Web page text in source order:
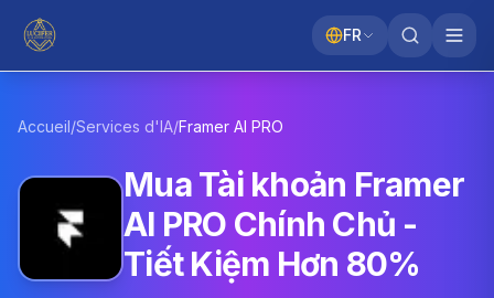
FR
Accueil/Services d'IA/Framer AI PRO
Mua Tài khoản Framer
AI PRO Chính Chủ -
Tiết Kiệm Hơn 80%